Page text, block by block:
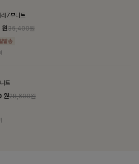
라7부니트
원35,400원
트
원28,600원